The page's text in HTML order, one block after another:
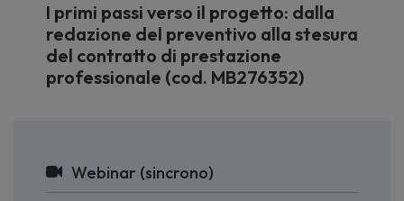
I primi passi verso il progetto: dalla
redazione del preventivo alla stesura
del contratto di prestazione
professionale (cod. MB276352)
Webinar (sincrono)